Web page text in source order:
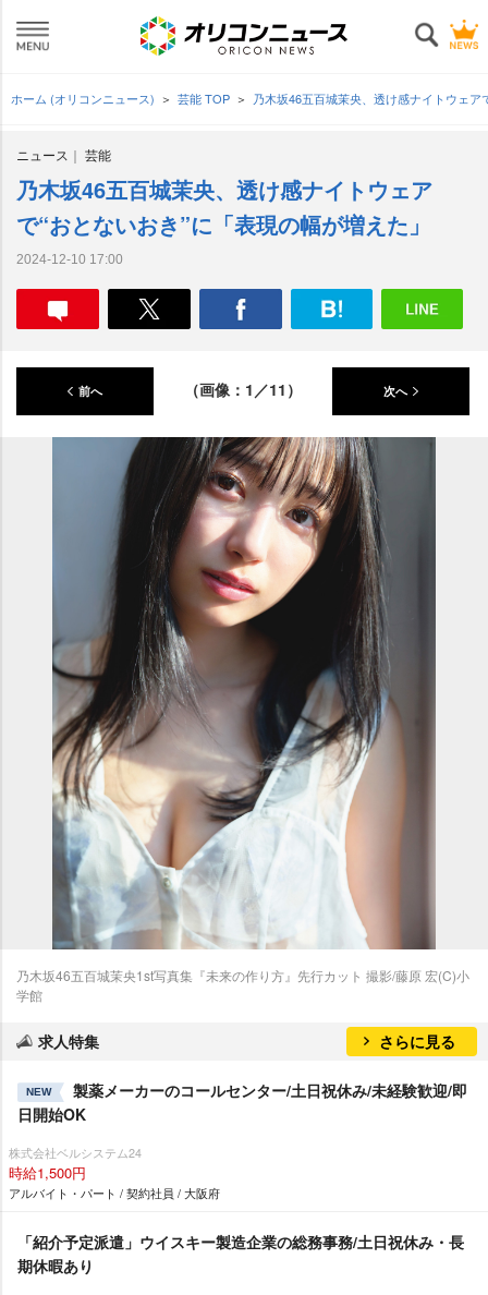
ホーム (オリコンニュース) 芸能 TOP 乃木坂46五百城茉央、透け感ナイトウェ
ニュース 芸能
乃木坂46五百城茉央、透け感ナイトウェア
で“おとないおき”に「表現の幅が増えた」
2024-12-10 17:00
前へ （画像：1／11） 次へ
乃木坂46五百城茉央1st写真集『未来の作り方』先行カット 撮影/藤原 宏(C)小
学館
求人特集 さらに見る
NEW
製薬メーカーのコールセンター/土日祝休み/未経験歓迎/即
日開始OK
株式会社ベルシステム24
時給1,500円
アルバイト・パート / 契約社員 / 大阪府
「紹介予定派遣」ウイスキー製造企業の総務事務/土日祝休み・長
期休暇あり